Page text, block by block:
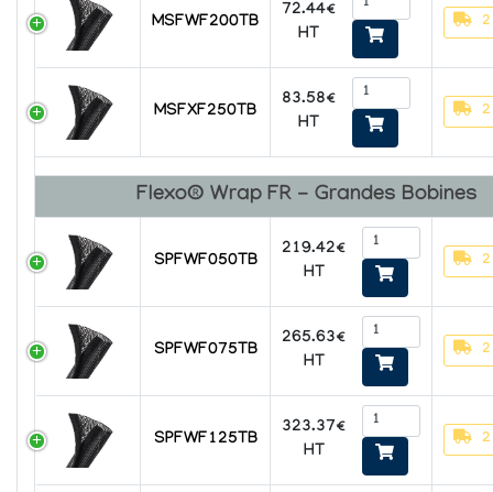
MSFWF200TB
72.44€
HT
2
MSFXF250TB
83.58€
HT
2
Flexo® Wrap FR - Grandes Bobines
SPFWF050TB
219.42€
HT
2
SPFWF075TB
265.63€
HT
2
SPFWF125TB
323.37€
HT
2